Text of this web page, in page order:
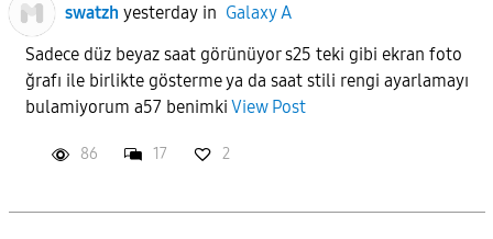
swatzh yesterdayin Galaxy A
Sadece düz beyaz saat görünüyor s25 teki gibi ekran foto
ğrafı ile birlikte gösterme ya da saat stili rengi ayarlamayı
bulamiyorum a57 benimki View Post
86 17 2